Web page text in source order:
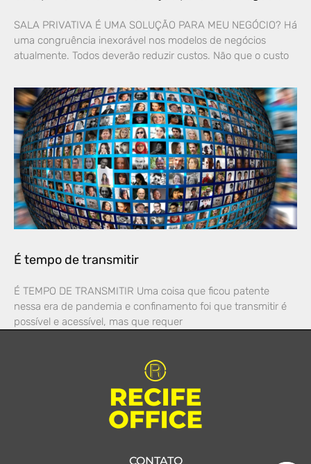
SALA PRIVATIVA É UMA SOLUÇÃO PARA MEU NEGÓCIO? Há
uma congruência inexorável nos modelos de negócios
atualmente. Todos deverão reduzir custos. Não que o custo
É tempo de transmitir
É TEMPO DE TRANSMITIR Uma coisa que ficou patente
nessa era de pandemia e confinamento foi que transmitir é
possível e acessível, mas que requer
CONTATO